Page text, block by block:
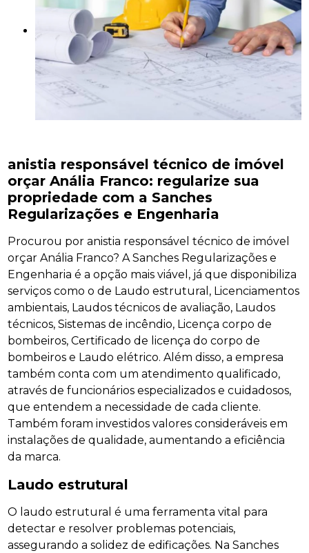
anistia responsável técnico de imóvel
orçar Anália Franco: regularize sua
propriedade com a Sanches
Regularizações e Engenharia
Procurou por anistia responsável técnico de imóvel
orçar Anália Franco? A Sanches Regularizações e
Engenharia é a opção mais viável, já que disponibiliza
serviços como o de Laudo estrutural, Licenciamentos
ambientais, Laudos técnicos de avaliação, Laudos
técnicos, Sistemas de incêndio, Licença corpo de
bombeiros, Certificado de licença do corpo de
bombeiros e Laudo elétrico. Além disso, a empresa
também conta com um atendimento qualificado,
através de funcionários especializados e cuidadosos,
que entendem a necessidade de cada cliente.
Também foram investidos valores consideráveis em
instalações de qualidade, aumentando a eficiência
da marca.
Laudo estrutural
O laudo estrutural é uma ferramenta vital para
detectar e resolver problemas potenciais,
assegurando a solidez de edificações. Na Sanches